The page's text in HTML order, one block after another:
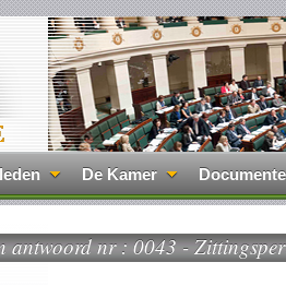
De Kamer
antwoord nr : 0043 -